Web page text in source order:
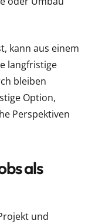
kann aus einem
langfristige
bleiben
Option,
Perspektiven
als
und